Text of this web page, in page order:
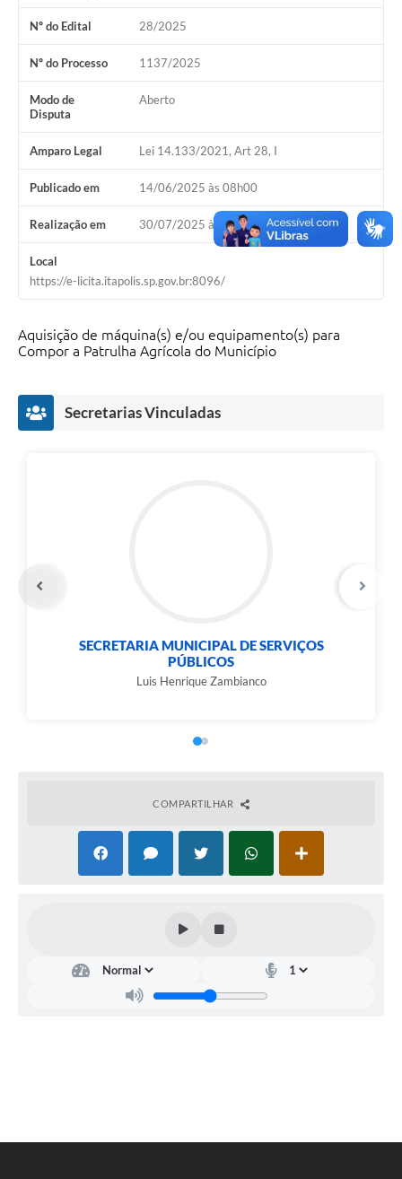
Distritos
Água de Qualidade
Gasoduto (Gás Natural)
Feriados Municipais
Bairros Rurais
História
Galeria de Fotos
Ouvidoria Municipal
Arquivos para Download
Notícias
Links
Diário Oficial
Nº do Edital 28/2025
Nº do Processo 1137/2025
Modo de
Disputa
Aberto
Amparo Legal Lei 14.133/2021, Art 28, I
Publicado em 14/06/2025 às 08h00
Realização em 30/07/2025 às 08h30
Local
https://e-licita.itapolis.sp.gov.br:8096/
Aquisição de máquina(s) e/ou equipamento(s) para
Compor a Patrulha Agrícola do Município
Secretarias Vinculadas
SECRETARIA MUNICIPAL DE SERVIÇOS
PÚBLICOS
Luis Henrique Zambianco
COMPARTILHAR